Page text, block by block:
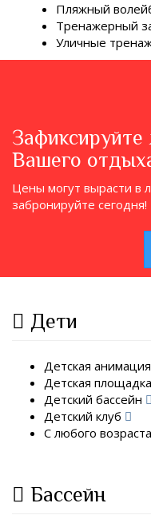
Пляжный
Тренажерный
Уличные
Вашего
Цены могут вырасти в
забронируйте сегодня!
Дети
Детская анимация
Детская площадка
Детский бассейн
Детский клуб
С любого возраста
Бассейн